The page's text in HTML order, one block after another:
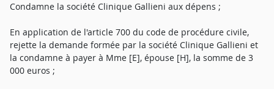
Condamne la société Clinique Gallieni aux dépens ;
En application de l'article 700 du code de procédure civile,
rejette la demande formée par la société Clinique Gallieni et
la condamne à payer à Mme [E], épouse [H], la somme de 3
000 euros ;